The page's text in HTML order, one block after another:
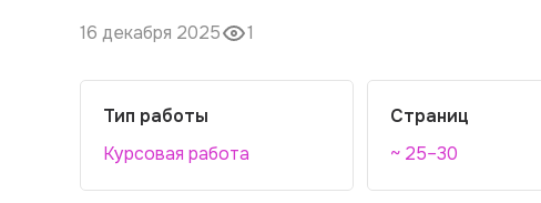
16 декабря 2025 1
Тип работы
Курсовая работа
Страниц
~ 25–30